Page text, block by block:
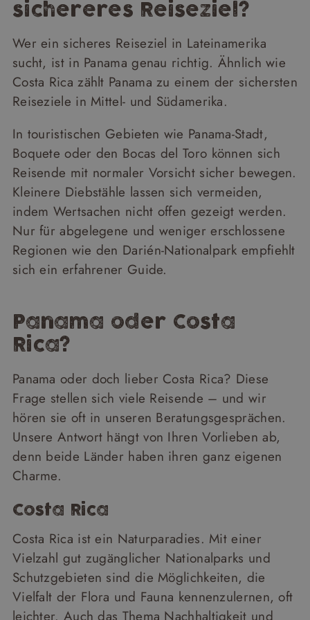
sichereres Reiseziel?
Wer ein sicheres Reiseziel in Lateinamerika
sucht, ist in Panama genau richtig. Ähnlich wie
Costa Rica zählt Panama zu einem der sichersten
Reiseziele in Mittel- und Südamerika.
In touristischen Gebieten wie Panama-Stadt,
Boquete oder den Bocas del Toro können sich
Reisende mit normaler Vorsicht sicher bewegen.
Kleinere Diebstähle lassen sich vermeiden,
indem Wertsachen nicht offen gezeigt werden.
Nur für abgelegene und weniger erschlossene
Regionen wie den Darién-Nationalpark empfiehlt
sich ein erfahrener Guide.
Panama oder Costa
Rica?
Panama oder doch lieber Costa Rica? Diese
Frage stellen sich viele Reisende – und wir
hören sie oft in unseren Beratungsgesprächen.
Unsere Antwort hängt von Ihren Vorlieben ab,
denn beide Länder haben ihren ganz eigenen
Charme.
Costa Rica
Costa Rica ist ein Naturparadies. Mit einer
Vielzahl gut zugänglicher Nationalparks und
Schutzgebieten sind die Möglichkeiten, die
Vielfalt der Flora und Fauna kennenzulernen, oft